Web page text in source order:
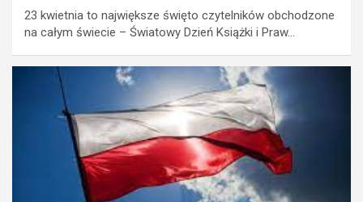
23 kwietnia to największe święto czytelników obchodzone
na całym świecie – Światowy Dzień Książki i Praw…